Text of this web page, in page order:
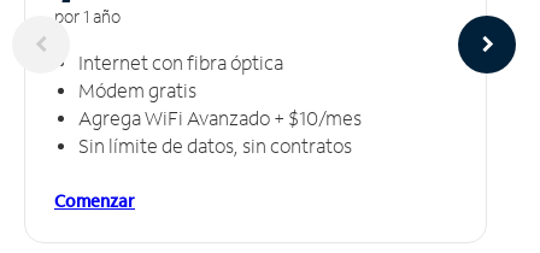
por 1 año
Internet con fibra óptica
Módem gratis
Agrega WiFi Avanzado + $10/mes
Sin límite de datos, sin contratos
Comenzar